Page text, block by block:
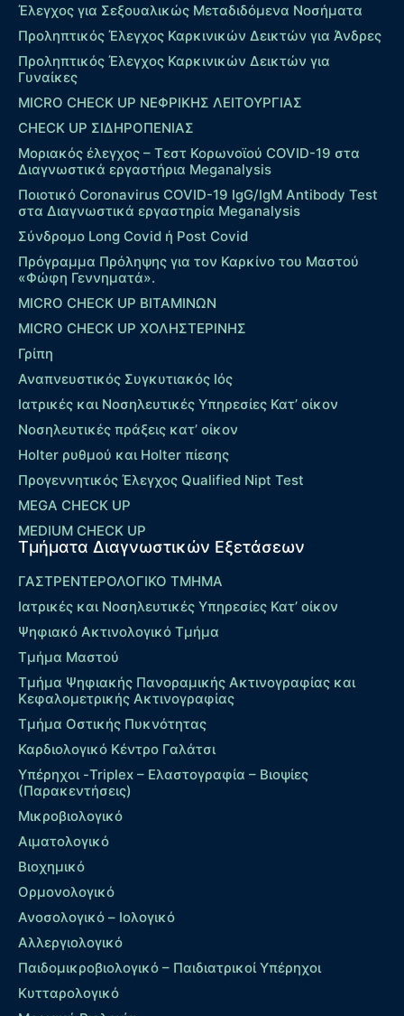
Έλεγχος για Σεξουαλικώς Μεταδιδόμενα Νοσήματα
Προληπτικός Έλεγχος Καρκινικών Δεικτών για Άνδρες
Προληπτικός Έλεγχος Καρκινικών Δεικτών για
Γυναίκες
MICRO CHECK UP ΝΕΦΡΙΚΗΣ ΛΕΙΤΟΥΡΓΙΑΣ
CHECK UP ΣΙΔΗΡΟΠΕΝΙΑΣ
Μοριακός έλεγχος – Τεστ Κορωνοϊού COVID-19 στα
Διαγνωστικά εργαστήρια Meganalysis
Ποιοτικό Coronavirus COVID-19 IgG/IgM Antibody Test
στα Διαγνωστικά εργαστηρία Meganalysis
Σύνδρομο Long Covid ή Post Covid
Πρόγραμμα Πρόληψης για τον Καρκίνο του Μαστού
«Φώφη Γεννηματά».
MICRO CHECK UP ΒΙΤΑΜΙΝΩΝ
MICRO CHECK UP ΧΟΛΗΣΤΕΡΙΝΗΣ
Γρίπη
Αναπνευστικός Συγκυτιακός Ιός
Ιατρικές και Νοσηλευτικές Υπηρεσίες Κατ’ οίκον
Νοσηλευτικές πράξεις κατ’ οίκον
Holter ρυθμού και Holter πίεσης
Προγεννητικός Έλεγχος Qualified Nipt Test
MEGA CHECK UP
MEDIUM CHECK UP
Τμήματα Διαγνωστικών Εξετάσεων
ΓΑΣΤΡΕΝΤΕΡΟΛΟΓΙΚΟ ΤΜΗΜΑ
Ιατρικές και Νοσηλευτικές Υπηρεσίες Κατ’ οίκον
Ψηφιακό Ακτινολογικό Τμήμα
Τμήμα Μαστού
Τμήμα Ψηφιακής Πανοραμικής Ακτινογραφίας και
Κεφαλομετρικής Ακτινογραφίας
Τμήμα Οστικής Πυκνότητας
Καρδιολογικό Κέντρο Γαλάτσι
Υπέρηχοι -Triplex – Eλαστογραφία – Βιοψίες
(Παρακεντήσεις)
Μικροβιολογικό
Αιματολογικό
Βιοχημικό
Ορμονολογικό
Ανοσολογικό – Ιολογικό
Αλλεργιολογικό
Παιδομικροβιολογικό – Παιδιατρικοί Υπέρηχοι
Κυτταρολογικό